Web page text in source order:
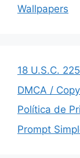
Wallpapers
18 U.S.C.
DMCA /
Política de
Prompt